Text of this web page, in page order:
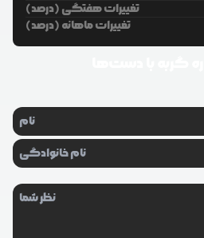
تغییرات هفتگی (درصد)
تغییرات ماهانه (درصد)